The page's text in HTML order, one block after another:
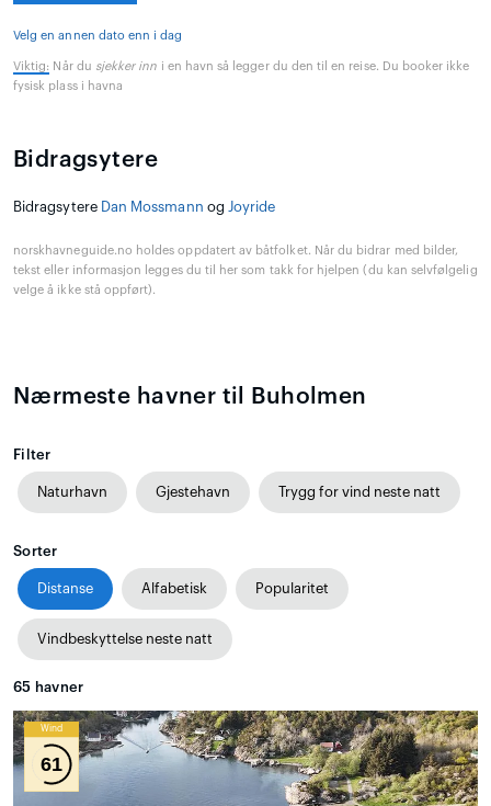
Velg en annen dato enn i dag
Viktig: Når du sjekker inn i en havn så legger du den til en reise. Du booker ikke
fysisk plass i havna
Bidragsytere
Bidragsytere Dan Mossmann og Joyride
norskhavneguide.no holdes oppdatert av båtfolket. Når du bidrar med bilder,
tekst eller informasjon legges du til her som takk for hjelpen (du kan selvfølgelig
velge å ikke stå oppført).
Nærmeste havner til Buholmen
Filter
Naturhavn Gjestehavn Trygg for vind neste natt
Sorter
Distanse Alfabetisk Popularitet
Vindbeskyttelse neste natt
65 havner
Wind
61